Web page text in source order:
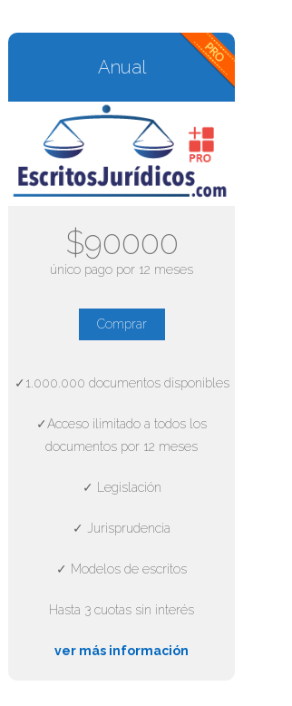
Anual
$90000
único pago por 12 meses
Comprar
✓1.000.000 documentos disponibles
✓Acceso ilimitado a todos los
documentos por 12 meses
✓ Legislación
✓ Jurisprudencia
✓ Modelos de escritos
Hasta 3 cuotas sin interés
ver más información